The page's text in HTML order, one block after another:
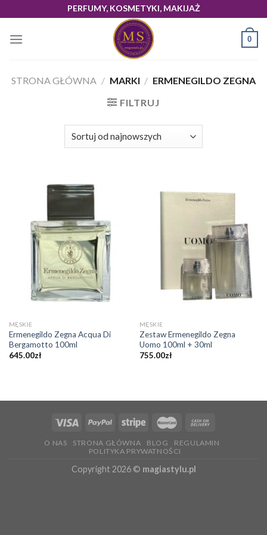
to
content
PERFUMY, KOSMETYKI, MAKIJAŻ
0
STRONA GŁÓWNA / MARKI / ERMENEGILDO ZEGNA
FILTRUJ
MĘSKIE
Ermenegildo Zegna Acqua Di
Bergamotto 100ml
645.00zł
MĘSKIE
Zestaw Ermenegildo Zegna
Uomo 100ml + 30ml
755.00zł
O NAS STRONA GŁÓWNA BLOG
REGULAMIN
POLITYKA PRYWATNOŚCI
Copyright 2026 © magiastylu.pl